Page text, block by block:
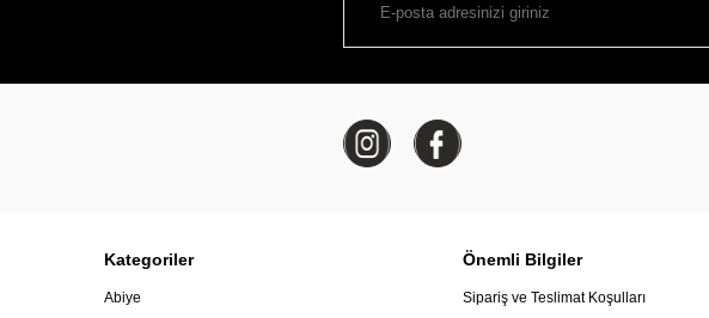
Kategoriler
Abiye
Önemli Bilgiler
Sipariş ve Teslimat Koşulları